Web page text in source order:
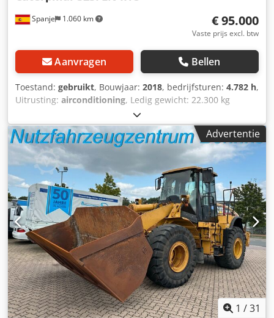
Spanje 1.060 km € 95.000
Vaste prijs excl. btw
Aanvragen Bellen
Toestand: gebruikt, Bouwjaar: 2018, bedrijfsturen: 4.782 h,
Uitrusting: airconditioning, Ledig gewicht: 22.300 kg
Afmetingen (LxBxH): 957 x 255 x 308 cm Rupsbandbreedte:
50 cm Cedpfx Ajy Nct Eei Norf = Aanvullende opties en
accessoires = - Climate control
Advertentie
1 /31